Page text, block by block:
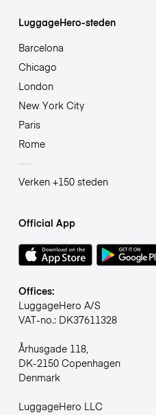
LuggageHero-steden
Barcelona
Chicago
London
New York City
Paris
Rome
Verken +150 steden
Official App
Offices:
LuggageHero A/S
VAT-no.: DK37611328
Århusgade 118,
DK-2150 Copenhagen
Denmark
LuggageHero LLC